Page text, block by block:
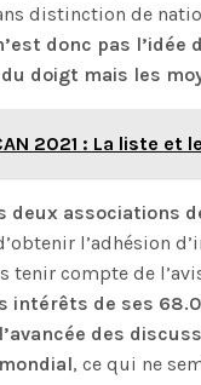
distinction de
donc pas
doigt mais les
2021 : La liste et
deux associations
l’adhésion
tenir compte de
intérêts de ses
des
, ce qui ne